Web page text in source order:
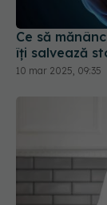
îți salvează
10 mar 2025, 09:35